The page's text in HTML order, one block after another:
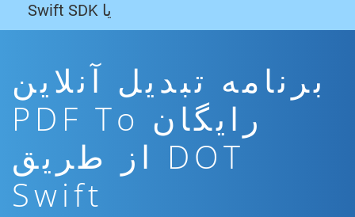
یا Swift SDK
برنامه تبدیل آنلاین
رایگان PDF To
DOT از طریق
Swift